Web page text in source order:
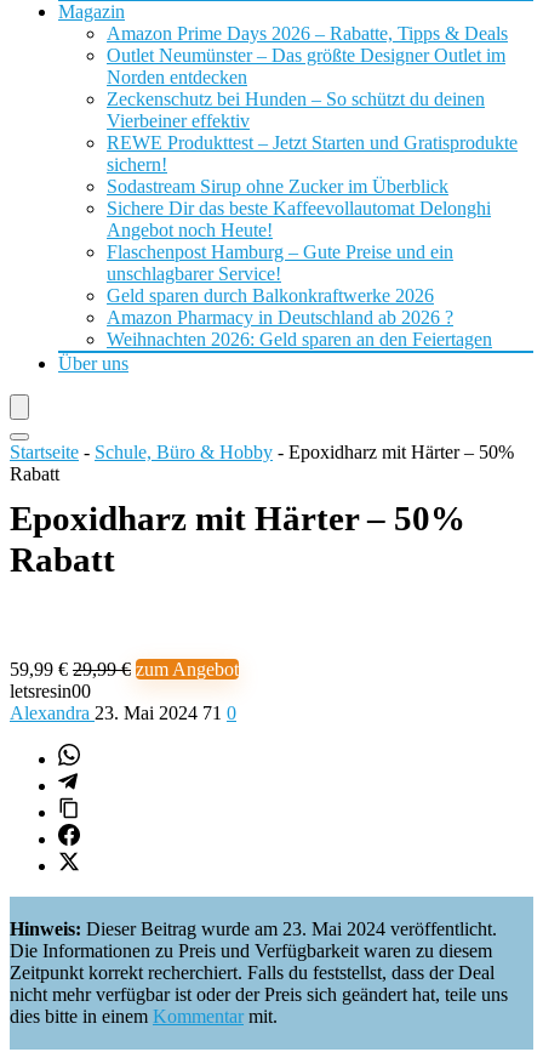
Magazin
Amazon Prime Days 2026 – Rabatte, Tipps & Deals
Outlet Neumünster – Das größte Designer Outlet im
Norden entdecken
Zeckenschutz bei Hunden – So schützt du deinen
Vierbeiner effektiv
REWE Produkttest – Jetzt Starten und Gratisprodukte
sichern!
Sodastream Sirup ohne Zucker im Überblick
Sichere Dir das beste Kaffeevollautomat Delonghi
Angebot noch Heute!
Flaschenpost Hamburg – Gute Preise und ein
unschlagbarer Service!
Geld sparen durch Balkonkraftwerke 2026
Amazon Pharmacy in Deutschland ab 2026 ?
Weihnachten 2026: Geld sparen an den Feiertagen
Über uns
Startseite - Schule, Büro & Hobby - Epoxidharz mit Härter – 50%
Rabatt
Epoxidharz mit Härter – 50%
Rabatt
59,99 € 29,99 € zum Angebot
letsresin00
Alexandra 23. Mai 2024 71 0
Hinweis: Dieser Beitrag wurde am 23. Mai 2024 veröffentlicht.
Die Informationen zu Preis und Verfügbarkeit waren zu diesem
Zeitpunkt korrekt recherchiert. Falls du feststellst, dass der Deal
nicht mehr verfügbar ist oder der Preis sich geändert hat, teile uns
dies bitte in einem Kommentarmit.